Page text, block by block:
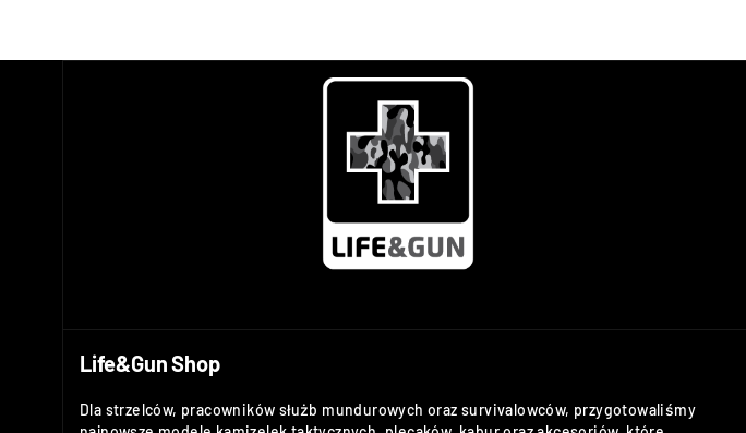
Life&Gun Shop
Dla strzelców, pracowników służb mundurowych oraz survivalowców, przygotowaliśmy